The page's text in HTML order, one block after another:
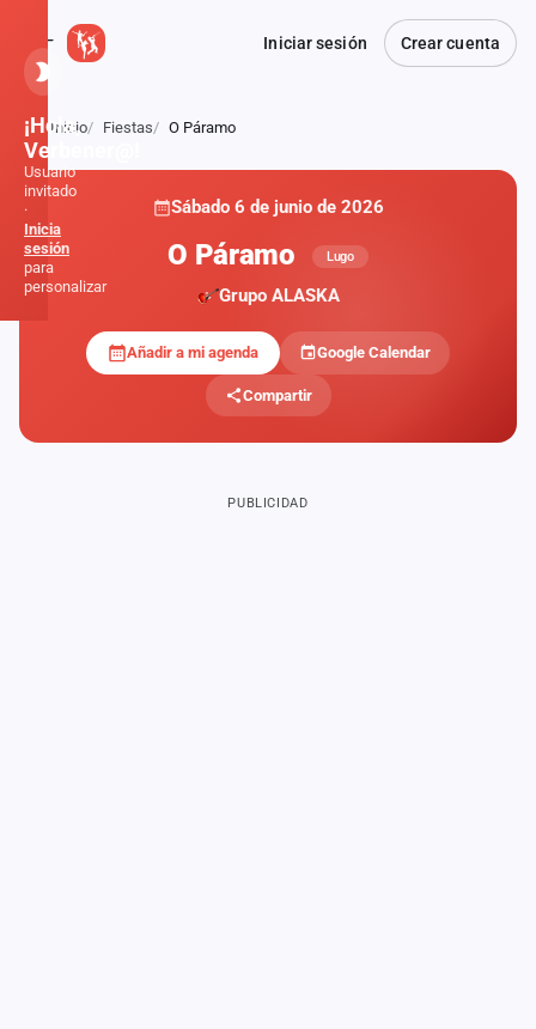
Iniciar sesión Crear cuenta
Atrás
Inicio Fiestas O Páramo
Sábado 6 de junio de 2026
O Páramo Lugo
Grupo ALASKA
Añadir a mi agenda Google Calendar
Compartir
PUBLICIDAD
¡Hola,
Verbener@!
Usuario
invitado
·
Inicia
sesión
para
personalizar